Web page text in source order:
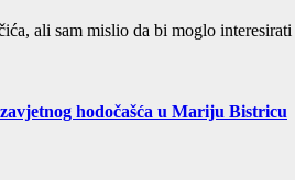
ali sam mislio da bi moglo
hodočašća u Mariju Bistricu